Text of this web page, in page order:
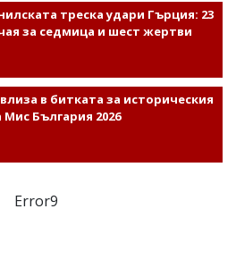
треска удари Гърция: 23
за седмица и шест жертви
в битката за историческия
България 2026
Error9